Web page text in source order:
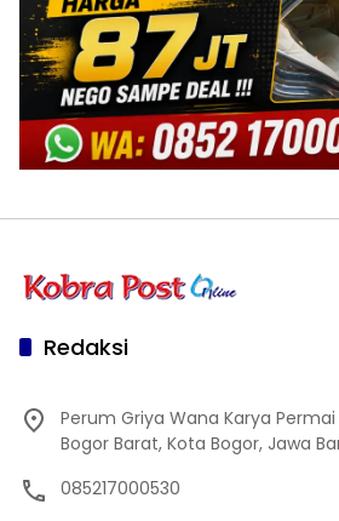
Redaksi
Perum Griya Wana Karya Permai
Bogor Barat, Kota Bogor, Jawa
085217000530